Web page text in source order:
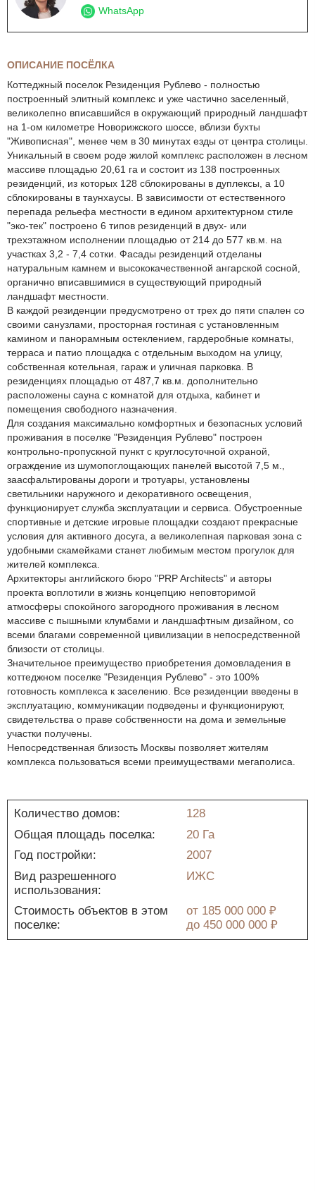
WhatsApp
ОПИСАНИЕ ПОСЁЛКА
Коттеджный поселок Резиденция Рублево - полностью
построенный элитный комплекс и уже частично заселенный,
великолепно вписавшийся в окружающий природный ландшафт
на 1-ом километре Новорижского шоссе, вблизи бухты
"Живописная", менее чем в 30 минутах езды от центра столицы.
Уникальный в своем роде жилой комплекс расположен в лесном
массиве площадью 20,61 га и состоит из 138 построенных
резиденций, из которых 128 сблокированы в дуплексы, а 10
сблокированы в таунхаусы. В зависимости от естественного
перепада рельефа местности в едином архитектурном стиле
"эко-тек" построено 6 типов резиденций в двух- или
трехэтажном исполнении площадью от 214 до 577 кв.м. на
участках 3,2 - 7,4 сотки. Фасады резиденций отделаны
натуральным камнем и высококачественной ангарской сосной,
органично вписавшимися в существующий природный
ландшафт местности.
В каждой резиденции предусмотрено от трех до пяти спален со
своими санузлами, просторная гостиная с установленным
камином и панорамным остеклением, гардеробные комнаты,
терраса и патио площадка с отдельным выходом на улицу,
собственная котельная, гараж и уличная парковка. В
резиденциях площадью от 487,7 кв.м. дополнительно
расположены сауна с комнатой для отдыха, кабинет и
помещения свободного назначения.
Для создания максимально комфортных и безопасных условий
проживания в поселке "Резиденция Рублево" построен
контрольно-пропускной пункт с круглосуточной охраной,
ограждение из шумопоглощающих панелей высотой 7,5 м.,
заасфальтированы дороги и тротуары, установлены
светильники наружного и декоративного освещения,
функционирует служба эксплуатации и сервиса. Обустроенные
спортивные и детские игровые площадки создают прекрасные
условия для активного досуга, а великолепная парковая зона с
удобными скамейками станет любимым местом прогулок для
жителей комплекса.
Архитекторы английского бюро "PRP Architects" и авторы
проекта воплотили в жизнь концепцию неповторимой
атмосферы спокойного загородного проживания в лесном
массиве с пышными клумбами и ландшафтным дизайном, со
всеми благами современной цивилизации в непосредственной
близости от столицы.
Значительное преимущество приобретения домовладения в
коттеджном поселке "Резиденция Рублево" - это 100%
готовность комплекса к заселению. Все резиденции введены в
эксплуатацию, коммуникации подведены и функционируют,
свидетельства о праве собственности на дома и земельные
участки получены.
Непосредственная близость Москвы позволяет жителям
комплекса пользоваться всеми преимуществами мегаполиса.
Количество домов:
128
Общая площадь поселка:
20 Га
Год постройки:
2007
Вид разрешенного
использования:
ИЖС
Стоимость объектов в этом
поселке:
от 185 000 000 ₽
до 450 000 000 ₽